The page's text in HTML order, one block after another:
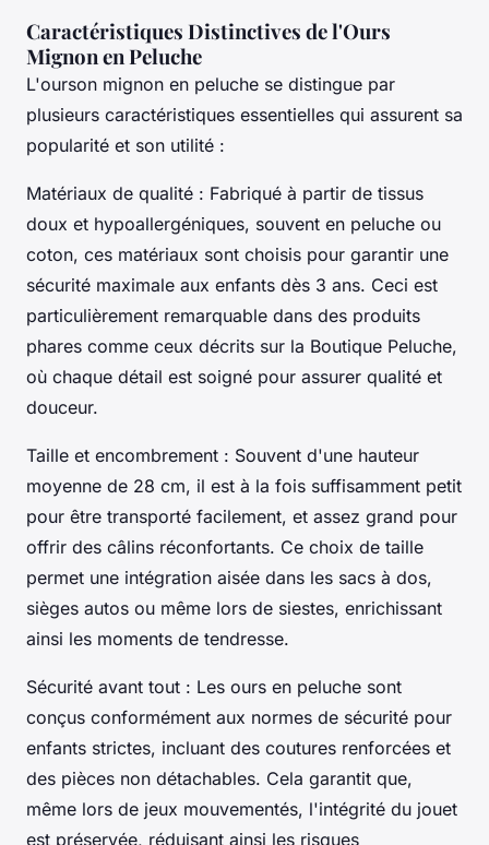
Caractéristiques Distinctives de l'Ours
Mignon en Peluche
L'ourson mignon en peluche se distingue par
plusieurs caractéristiques essentielles qui assurent sa
popularité et son utilité :
Matériaux de qualité : Fabriqué à partir de tissus
doux et hypoallergéniques, souvent en peluche ou
coton, ces matériaux sont choisis pour garantir une
sécurité maximale aux enfants dès 3 ans. Ceci est
particulièrement remarquable dans des produits
phares comme ceux décrits sur la Boutique Peluche,
où chaque détail est soigné pour assurer qualité et
douceur.
Taille et encombrement : Souvent d'une hauteur
moyenne de 28 cm, il est à la fois suffisamment petit
pour être transporté facilement, et assez grand pour
offrir des câlins réconfortants. Ce choix de taille
permet une intégration aisée dans les sacs à dos,
sièges autos ou même lors de siestes, enrichissant
ainsi les moments de tendresse.
Sécurité avant tout : Les ours en peluche sont
conçus conformément aux normes de sécurité pour
enfants strictes, incluant des coutures renforcées et
des pièces non détachables. Cela garantit que,
même lors de jeux mouvementés, l'intégrité du jouet
est préservée, réduisant ainsi les risques